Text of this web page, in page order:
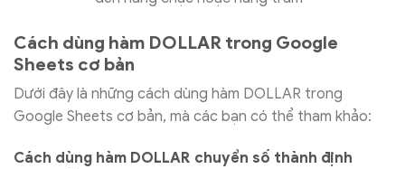
Cách dùng hàm DOLLAR trong Google
Sheets cơ bản
Dưới đây là những cách dùng hàm DOLLAR trong
Google Sheets cơ bản, mà các bạn có thể tham khảo:
Cách dùng hàm DOLLAR chuyển số thành định